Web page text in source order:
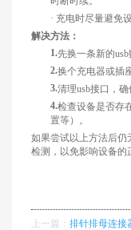
· 充电时尽量避免
解决方法：
1.先换一条新的usb
2.换个充电器或插
3.清理usb接口，确
4.检查设备是否存
置等）。
如果尝试以上方法后仍
检测 ， 以免影响设备的
上一篇： 排针排母连接